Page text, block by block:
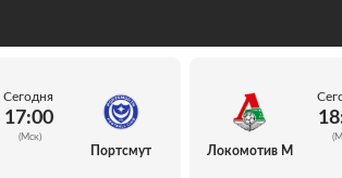
Сегодня
17:00
(Мск)
Портсмут Локомотив М